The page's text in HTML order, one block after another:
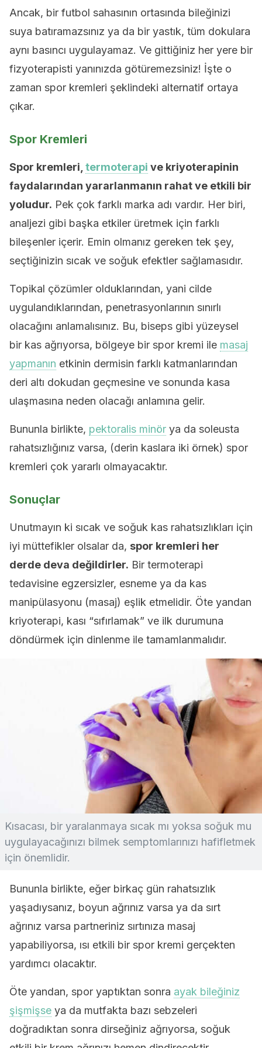
Ancak, bir futbol sahasının ortasında bileğinizi
suya batıramazsınız ya da bir yastık, tüm dokulara
aynı basıncı uygulayamaz. Ve gittiğiniz her yere bir
fizyoterapisti yanınızda götüremezsiniz! İşte o
zaman spor kremleri şeklindeki alternatif ortaya
çıkar.
Spor Kremleri
Spor kremleri, termoterapi ve kriyoterapinin
faydalarından yararlanmanın rahat ve etkili bir
yoludur. Pek çok farklı marka adı vardır. Her biri,
analjezi gibi başka etkiler üretmek için farklı
bileşenler içerir. Emin olmanız gereken tek şey,
seçtiğinizin sıcak ve soğuk efektler sağlamasıdır.
Topikal çözümler olduklarından, yani cilde
uygulandıklarından, penetrasyonlarının sınırlı
olacağını anlamalısınız. Bu, biseps gibi yüzeysel
bir kas ağrıyorsa, bölgeye bir spor kremi ile masaj
yapmanın etkinin dermisin farklı katmanlarından
deri altı dokudan geçmesine ve sonunda kasa
ulaşmasına neden olacağı anlamına gelir.
Bununla birlikte, pektoralis minör ya da soleusta
rahatsızlığınız varsa, (derin kaslara iki örnek) spor
kremleri çok yararlı olmayacaktır.
Sonuçlar
Unutmayın ki sıcak ve soğuk kas rahatsızlıkları için
iyi müttefikler olsalar da, spor kremleri her
derde deva değildirler. Bir termoterapi
tedavisine egzersizler, esneme ya da kas
manipülasyonu (masaj) eşlik etmelidir. Öte yandan
kriyoterapi, kası “sıfırlamak” ve ilk durumuna
döndürmek için dinlenme ile tamamlanmalıdır.
Kısacası, bir yaralanmaya sıcak mı yoksa soğuk mu
uygulayacağınızı bilmek semptomlarınızı hafifletmek
için önemlidir.
Bununla birlikte, eğer birkaç gün rahatsızlık
yaşadıysanız, boyun ağrınız varsa ya da sırt
ağrınız varsa partneriniz sırtınıza masaj
yapabiliyorsa, ısı etkili bir spor kremi gerçekten
yardımcı olacaktır.
Öte yandan, spor yaptıktan sonra ayak bileğiniz
şişmişse ya da mutfakta bazı sebzeleri
doğradıktan sonra dirseğiniz ağrıyorsa, soğuk